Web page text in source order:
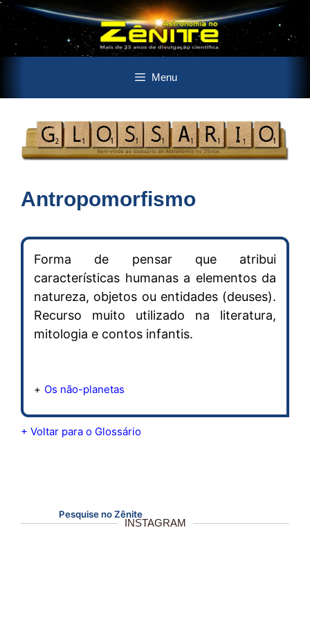
o
conteúdo
Menu
Antropomorfismo
Forma de pensar que atribui
características humanas a elementos da
natureza, objetos ou entidades (deuses).
Recurso muito utilizado na literatura,
mitologia e contos infantis.
Os não-planetas
+ Voltar para o Glossário
Pesquise no Zênite
INSTAGRAM